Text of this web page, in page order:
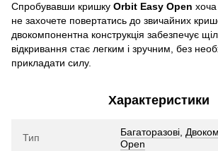
Спробувавши кришку Orbit Easy Open
не захочете повертатись до звичайних
двокомпонентна конструкція забезпечує
відкривання стає легким і зручним, без
прикладати силу.
Характеристики
Тип Багаторазові,
Open